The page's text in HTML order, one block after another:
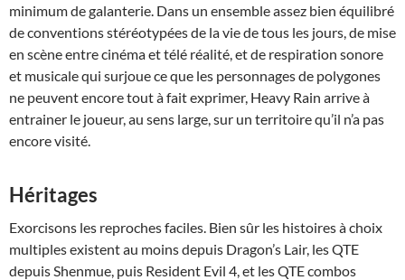
minimum de galanterie. Dans un ensemble assez bien équilibré
de conventions stéréotypées de la vie de tous les jours, de mise
en scène entre cinéma et télé réalité, et de respiration sonore
et musicale qui surjoue ce que les personnages de polygones
ne peuvent encore tout à fait exprimer, Heavy Rain arrive à
entrainer le joueur, au sens large, sur un territoire qu’il n’a pas
encore visité.
Héritages
Exorcisons les reproches faciles. Bien sûr les histoires à choix
multiples existent au moins depuis Dragon’s Lair, les QTE
depuis Shenmue, puis Resident Evil 4, et les QTE combos